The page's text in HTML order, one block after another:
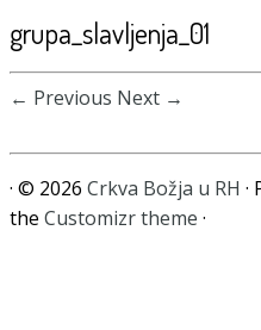
grupa_slavljenja_01
← Previous Next →
· © 2026 Crkva Božja u RH ·
the Customizr theme ·